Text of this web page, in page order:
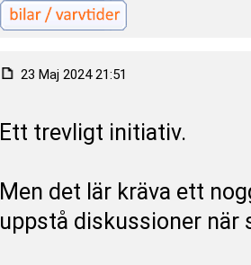
23 Maj 2024 21:51
Ett trevligt initiativ.
Men det lär kräva ett
uppstå diskussioner när